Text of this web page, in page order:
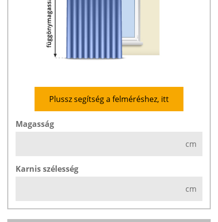
Plussz segítség a felméréshez, itt
Magasság
cm
Karnis szélesség
cm